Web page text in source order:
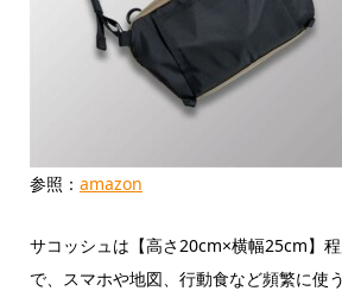
参照： amazon
サコッシュは【高さ20cm×横幅25cm】
で、スマホや地図、行動食など頻繁に使